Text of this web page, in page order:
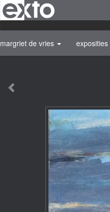
margriet de vries exposities